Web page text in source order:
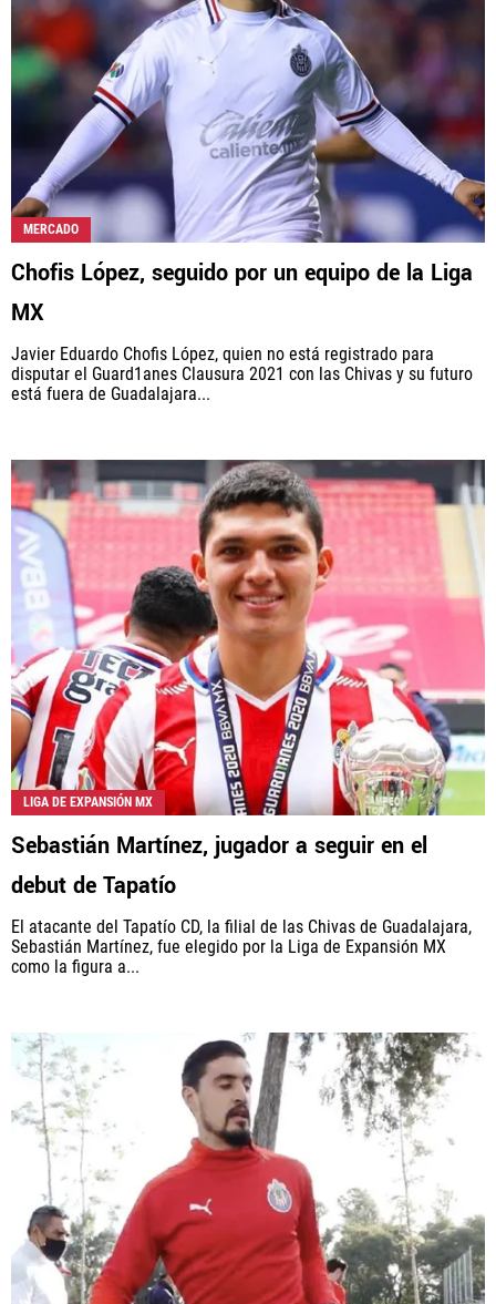
MERCADO
Chofis López, seguido por un equipo de la Liga
MX
Javier Eduardo Chofis López, quien no está registrado para
disputar el Guard1anes Clausura 2021 con las Chivas y su futuro
está fuera de Guadalajara...
LIGA DE EXPANSIÓN MX
Sebastián Martínez, jugador a seguir en el
debut de Tapatío
El atacante del Tapatío CD, la filial de las Chivas de Guadalajara,
Sebastián Martínez, fue elegido por la Liga de Expansión MX
como la figura a...